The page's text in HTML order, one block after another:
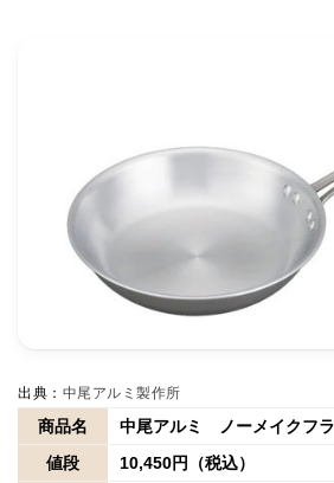
出典： 中尾アルミ製作所
商品名
中尾アルミ ノーメイクフ
値段
10,450円（税込）